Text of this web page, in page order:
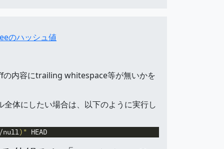
のハッシュ値
の内容にtrailing whitespace等が無いかを
体にしたい場合は、以下のように実行し
null) "